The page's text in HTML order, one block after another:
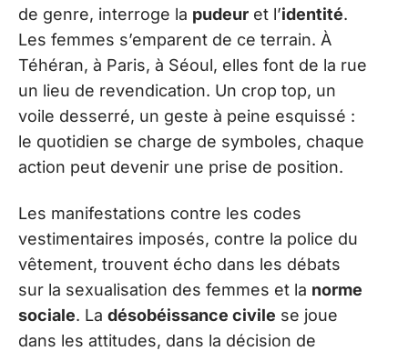
de genre, interroge la pudeur et l’identité.
Les femmes s’emparent de ce terrain. À
Téhéran, à Paris, à Séoul, elles font de la rue
un lieu de revendication. Un crop top, un
voile desserré, un geste à peine esquissé :
le quotidien se charge de symboles, chaque
action peut devenir une prise de position.
Les manifestations contre les codes
vestimentaires imposés, contre la police du
vêtement, trouvent écho dans les débats
sur la sexualisation des femmes et la norme
sociale. La désobéissance civile se joue
dans les attitudes, dans la décision de